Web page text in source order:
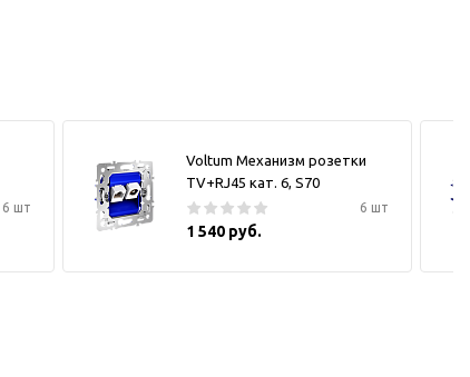
6 шт
Voltum Механизм розетки
TV+RJ45 кат. 6, S70
6 шт
1 540 руб.